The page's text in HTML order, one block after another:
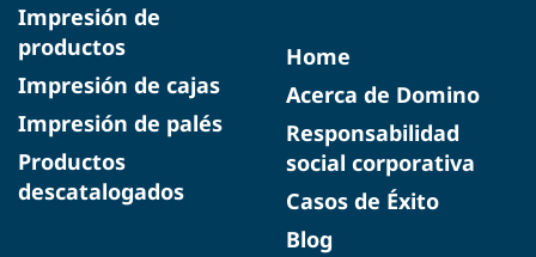
Impresión de
productos
Impresión de cajas
Impresión de palés
Productos
descatalogados
Home
Acerca de Domino
Responsabilidad
social corporativa
Casos de Éxito
Blog